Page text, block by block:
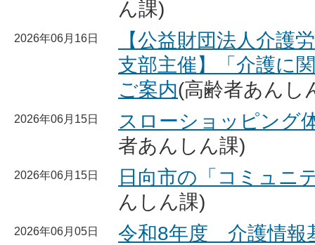
ん課)
2026年06月16日
【公益財団法人介護
支部主催】「介護に
ご案内(高齢者あんし
2026年06月15日
スローショッピング
者あんしん課)
2026年06月15日
日向市の「コミュニ
んしん課)
2026年06月05日
令和8年度 介護情報